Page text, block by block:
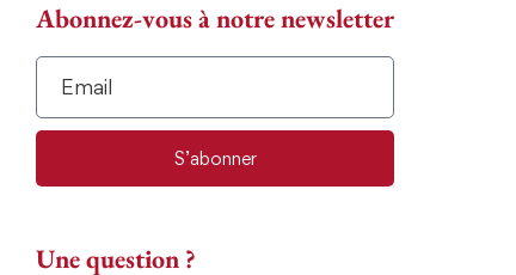
Abonnez-vous à notre newsletter
S’abonner
Une question ?